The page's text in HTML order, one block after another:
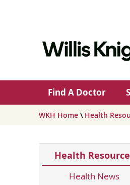
Find A Doctor
WKH Home \ Health
Health
Health News